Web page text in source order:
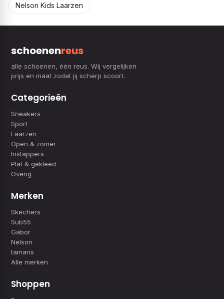
Nelson Kids Laarzen
schoenenreus
alle schoenen, één reus. Wij vergelijken
prijs en maat zodat jij scherp scoort.
Categorieën
Sneakers
Sport
Laarzen
Open & zomer
Instappers
Plat & gekleed
Overig
Merken
Skechers
Sub55
Gabor
Nelson
tamaris
Alle merken
Shoppen